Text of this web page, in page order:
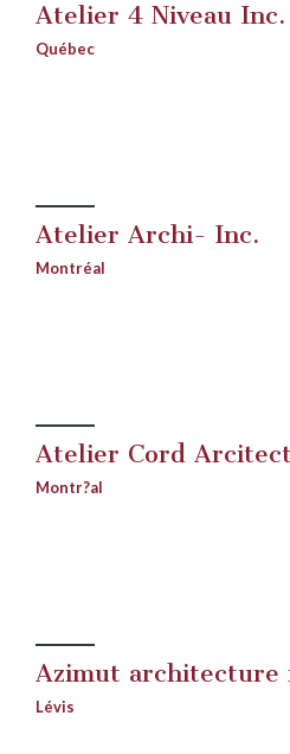
Atelier 4 Niveau Inc.
Québec
Atelier Archi- Inc.
Montréal
Atelier Cord
Montr?al
Azimut architecture
Lévis